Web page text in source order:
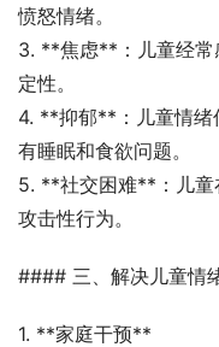
愤怒情绪。
3. **焦虑**：儿童经常
定性。
4. **抑郁**：儿童情绪
有睡眠和食欲问题。
5. **社交困难**：儿童
攻击性行为。
#### 三、解决儿童情
1. **家庭干预**